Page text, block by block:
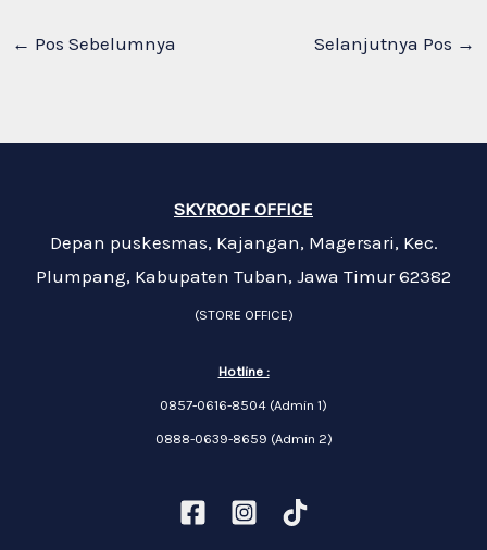
← Pos Sebelumnya Selanjutnya Pos →
SKYROOF OFFICE
Depan puskesmas, Kajangan, Magersari, Kec.
Plumpang, Kabupaten Tuban, Jawa Timur 62382
(STORE OFFICE)
Hotline :
0857-0616-8504 (Admin 1)
0888-0639-8659 (Admin 2)